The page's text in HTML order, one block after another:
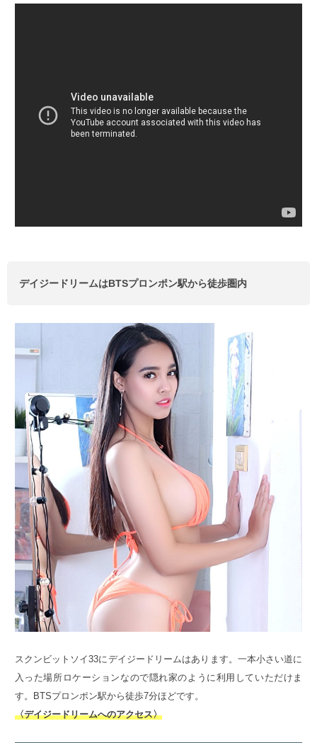
デイジードリームはBTSプロンポン駅から徒歩圏内
スクンビットソイ33にデイジードリームはあります。一本小さい道に
入った場所ロケーションなので隠れ家のように利用していただけま
す。BTSプロンポン駅から徒歩7分ほどです。
〈デイジードリームへのアクセス〉